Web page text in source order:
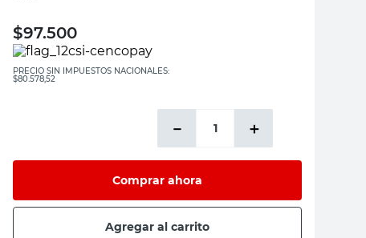
$97.500
PRECIO SIN IMPUESTOS NACIONALES:
$80.578,52
＋
－
Comprar ahora
Agregar al carrito